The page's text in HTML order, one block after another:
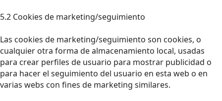
5.2 Cookies de marketing/seguimiento
Las cookies de marketing/seguimiento son cookies, o
cualquier otra forma de almacenamiento local, usadas
para crear perfiles de usuario para mostrar publicidad o
para hacer el seguimiento del usuario en esta web o en
varias webs con fines de marketing similares.